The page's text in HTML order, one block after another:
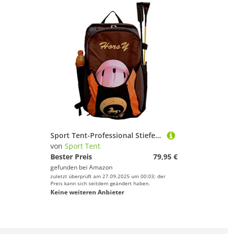
Sport Tent-Professional Stiefeltasche Helmtasche Parent-Kind Rucksack für Reitstiefel Kombitasche Stiefelbeutel mit Helmfache (Braun, Kinder Edition)
von Sport Tent
Bester Preis
79,95 €
gefunden bei Amazon
zuletzt überprüft am 27.09.2025 um 00:03; der
Preis kann sich seitdem geändert haben.
Keine weiteren Anbieter